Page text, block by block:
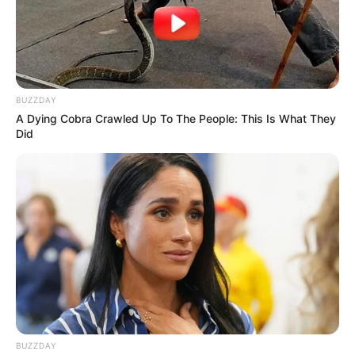
Cortesía Amalfi
Vandalizaron imágenes religiosas consideradas
patrimonio del municipio de Amalfi, Antioquia
Por:
Charlyn García Vélez
Agosto 16, 2024
BUZZDAY
A Dying Cobra Crawled Up To The People: This Is What They
Did
BUZZDAY